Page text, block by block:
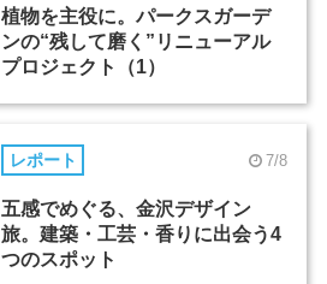
植物を主役に。パークスガーデ
ンの“残して磨く”リニューアル
プロジェクト（1）
レポート 7/8
五感でめぐる、金沢デザイン
旅。建築・工芸・香りに出会う4
つのスポット